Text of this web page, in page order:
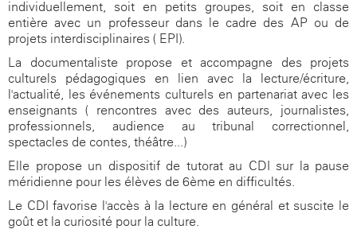
individuellement, soit en petits groupes, soit en classe
entière avec un professeur dans le cadre des AP ou de
projets interdisciplinaires ( EPI).
La documentaliste propose et accompagne des projets
culturels pédagogiques en lien avec la lecture/écriture,
l'actualité, les événements culturels en partenariat avec les
enseignants ( rencontres avec des auteurs, journalistes,
professionnels, audience au tribunal correctionnel,
spectacles de contes, théâtre...)
Elle propose un dispositif de tutorat au CDI sur la pause
méridienne pour les élèves de 6ème en difficultés.
Le CDI favorise l'accès à la lecture en général et suscite le
goût et la curiosité pour la culture.